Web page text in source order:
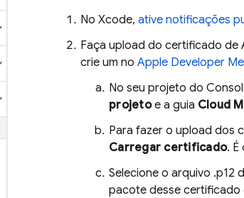
No Xcode, ative notificações
Faça upload do certificado de
crie um no Apple Developer
No seu projeto do
projetoe a guia Cloud
Para fazer o upload dos
Carregar certificado. É
Selecione o arquivo .p12
pacote desse certificado